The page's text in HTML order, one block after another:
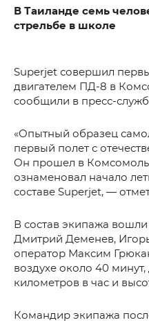
В Таиланде семь
стрельбе в школе
Superjet совершил
двигателем ПД-8 в
сообщили в пресс-
«Опытный образец
первый полет с
Он прошел в
ознаменовал начало
составе Superjet, —
В состав экипажа
Дмитрий Деменев,
оператор Максим
воздухе около 40 минут,
километров в час и
Командир экипажа